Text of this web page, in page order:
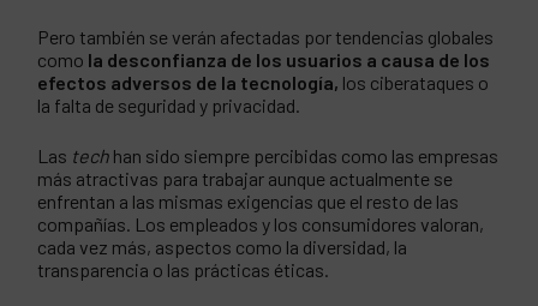
Pero también se verán afectadas por tendencias globales
como la desconfianza de los usuarios a causa de los
efectos adversos de la tecnología, los ciberataques o
la falta de seguridad y privacidad.
Las tech han sido siempre percibidas como las empresas
más atractivas para trabajar aunque actualmente se
enfrentan a las mismas exigencias que el resto de las
compañías. Los empleados y los consumidores valoran,
cada vez más, aspectos como la diversidad, la
transparencia o las prácticas éticas.